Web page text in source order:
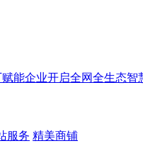
能企业开启全网全生态智
服务 精美商铺